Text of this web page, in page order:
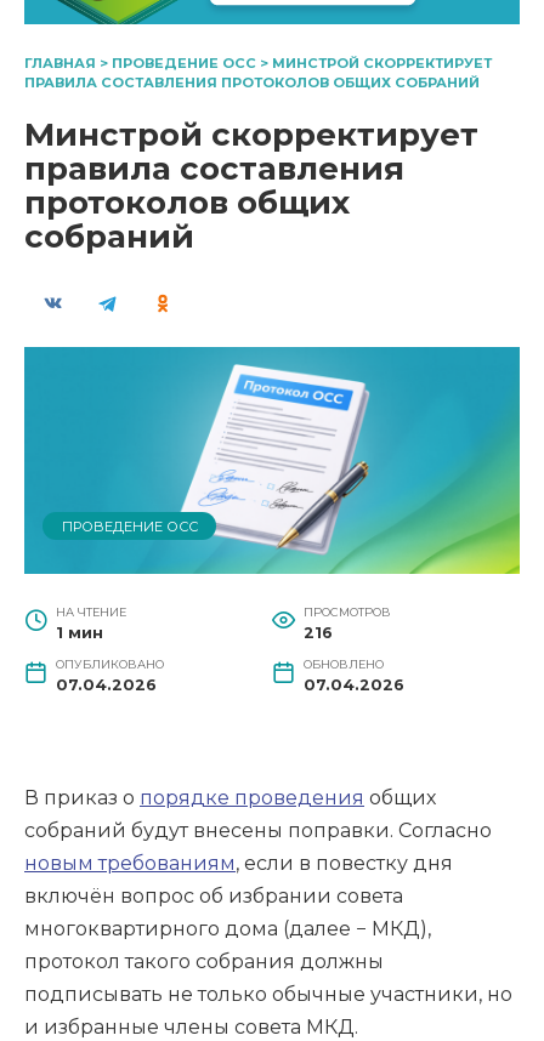
ГЛАВНАЯ > ПРОВЕДЕНИЕ ОСС > МИНСТРОЙ СКОРРЕКТИРУЕТ
ПРАВИЛА СОСТАВЛЕНИЯ ПРОТОКОЛОВ ОБЩИХ СОБРАНИЙ
Минстрой скорректирует
правила составления
протоколов общих
собраний
ПРОВЕДЕНИЕ ОСС
НА ЧТЕНИЕ
1 мин
ПРОСМОТРОВ
216
ОПУБЛИКОВАНО
07.04.2026
ОБНОВЛЕНО
07.04.2026
В приказ о порядке проведения общих
собраний будут внесены поправки. Согласно
новым требованиям, если в повестку дня
включён вопрос об избрании совета
многоквартирного дома (далее − МКД),
протокол такого собрания должны
подписывать не только обычные участники, но
и избранные члены совета МКД.